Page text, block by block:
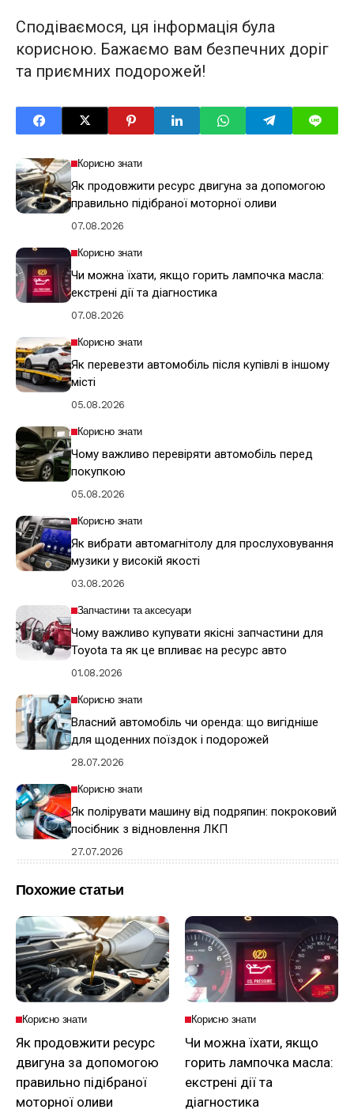
Сподіваємося, ця інформація була
корисною. Бажаємо вам безпечних доріг
та приємних подорожей!
Корисно знати
Як продовжити ресурс двигуна за допомогою
правильно підібраної моторної оливи
07.08.2026
Корисно знати
Чи можна їхати, якщо горить лампочка масла:
екстрені дії та діагностика
07.08.2026
Корисно знати
Як перевезти автомобіль після купівлі в іншому
місті
05.08.2026
Корисно знати
Чому важливо перевіряти автомобіль перед
покупкою
05.08.2026
Корисно знати
Як вибрати автомагнітолу для прослуховування
музики у високій якості
03.08.2026
Запчастини та аксесуари
Чому важливо купувати якісні запчастини для
Toyota та як це впливає на ресурс авто
01.08.2026
Корисно знати
Власний автомобіль чи оренда: що вигідніше
для щоденних поїздок і подорожей
28.07.2026
Корисно знати
Як полірувати машину від подряпин: покроковий
посібник з відновлення ЛКП
27.07.2026
Похожие статьи
Корисно знати
Як продовжити ресурс
двигуна за допомогою
правильно підібраної
моторної оливи
Корисно знати
Чи можна їхати, якщо
горить лампочка масла:
екстрені дії та
діагностика